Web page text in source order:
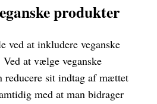
produkter
ved at inkludere veganske
at vælge veganske
reducere sit indtag af mættet
med at man bidrager